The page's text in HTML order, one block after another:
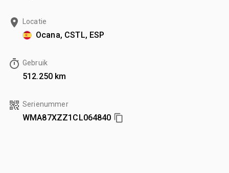
Locatie
Ocana, CSTL, ESP
Gebruik
512.250 km
Serienummer
WMA87XZZ1CL064840